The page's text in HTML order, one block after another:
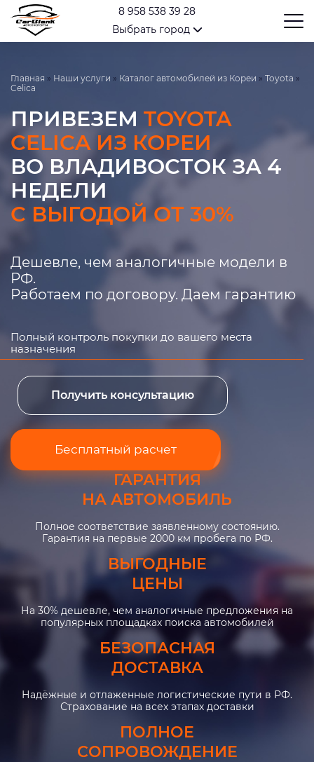
8 958 538 39 28
Выбрать город
Главная » Наши услуги » Каталог автомобилей из Кореи » Toyota »
Celica
ПРИВЕЗЕМ TOYOTA
CELICA ИЗ КОРЕИ
ВО ВЛАДИВОСТОК ЗА 4
НЕДЕЛИ
С ВЫГОДОЙ ОТ 30%
Дешевле, чем аналогичные модели в
РФ.
Работаем по договору. Даем гарантию
Полный контроль покупки до вашего места
назначения
Получить консультацию
Бесплатный расчет
ГАРАНТИЯ
НА АВТОМОБИЛЬ
Полное соответствие заявленному состоянию.
Гарантия на первые 2000 км пробега по РФ.
ВЫГОДНЫЕ
ЦЕНЫ
На 30% дешевле, чем аналогичные предложения на
популярных площадках поиска автомобилей
БЕЗОПАСНАЯ
ДОСТАВКА
Надёжные и отлаженные логистические пути в РФ.
Страхование на всех этапах доставки
ПОЛНОЕ
СОПРОВОЖДЕНИЕ